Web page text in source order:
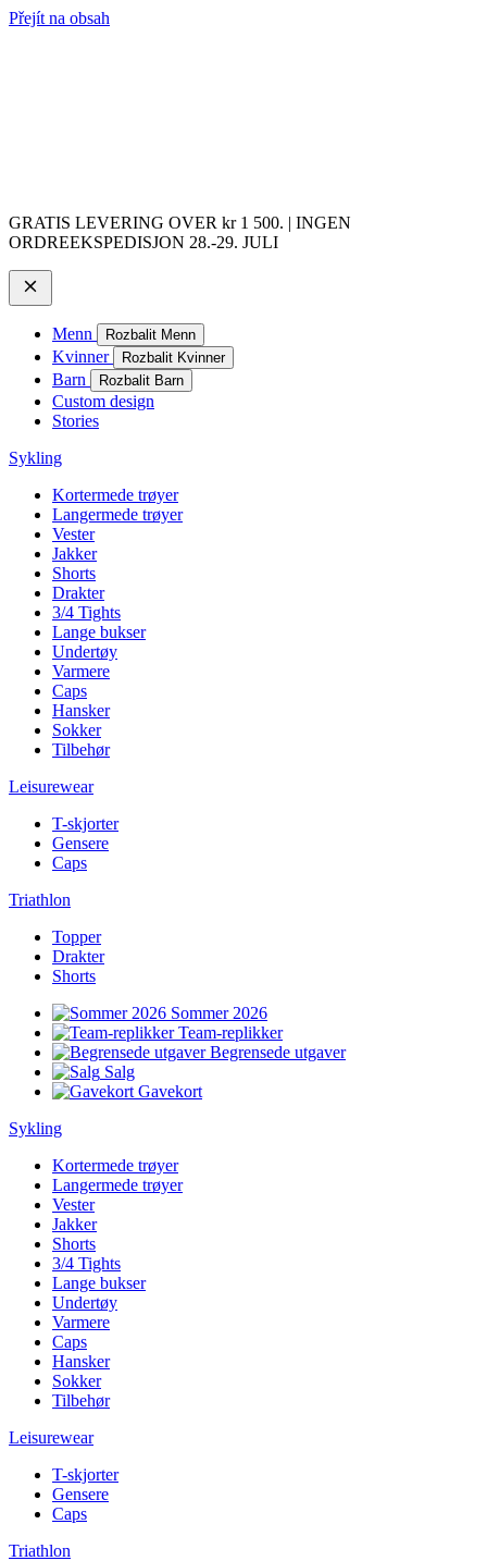
Přejít na obsah
GRATIS LEVERING OVER kr 1 500. | INGEN
ORDREEKSPEDISJON 28.-29. JULI
Menn Rozbalit Menn
Kvinner Rozbalit Kvinner
Barn Rozbalit Barn
Custom design
Stories
Sykling
Kortermede trøyer
Langermede trøyer
Vester
Jakker
Shorts
Drakter
3/4 Tights
Lange bukser
Undertøy
Varmere
Caps
Hansker
Sokker
Tilbehør
Leisurewear
T-skjorter
Gensere
Caps
Triathlon
Topper
Drakter
Shorts
Sommer 2026
Team-replikker
Begrensede utgaver
Salg
Gavekort
Sykling
Kortermede trøyer
Langermede trøyer
Vester
Jakker
Shorts
3/4 Tights
Lange bukser
Undertøy
Varmere
Caps
Hansker
Sokker
Tilbehør
Leisurewear
T-skjorter
Gensere
Caps
Triathlon